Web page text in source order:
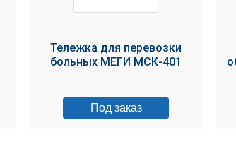
Тележка для перевозки
больных МЕГИ МСК-401
Под заказ